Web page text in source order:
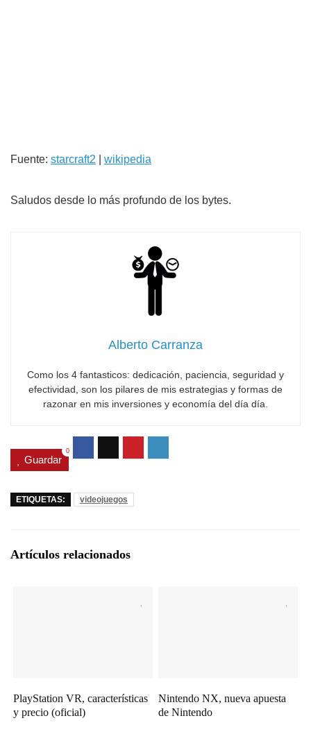
Fuente: starcraft2 wikipedia
Saludos desde lo más profundo de los bytes.
Alberto Carranza
Como los 4 fantasticos: dedicación, paciencia, seguridad y
efectividad, son los pilares de mis estrategias y formas de
razonar en mis inversiones y economía del día día.
Guardar
0
ETIQUETAS: videojuegos
Artículos relacionados
PlayStation VR, características
y precio (oficial)
Nintendo NX, nueva apuesta
de Nintendo